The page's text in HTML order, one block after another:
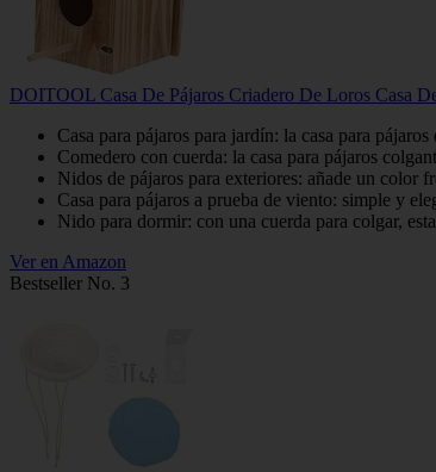
DOITOOL Casa De Pájaros Criadero De Loros Casa
Casa para pájaros para jardín: la casa para
Comedero con cuerda: la casa para pájaros
Nidos de pájaros para exteriores: añade un color
Casa para pájaros a prueba de viento: simple y
Nido para dormir: con una cuerda para colgar,
Ver en Amazon
Bestseller No. 3